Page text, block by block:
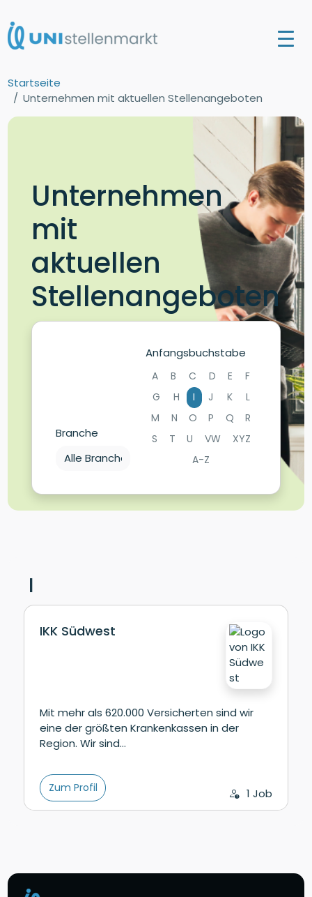
Startseite
Unternehmen mit aktuellen Stellenangeboten
Unternehmen
mit
aktuellen
Stellenangeboten
Branche
Anfangsbuchstabe
A B C D E
F
G
H I J K
L
M
N O P Q
R
S
T U VW
XYZ
A-Z
I
IKK Südwest
Mit mehr als 620.000 Versicherten sind wir
eine der größten Krankenkassen in der
Region. Wir sind…
Zum Profil 1 Job